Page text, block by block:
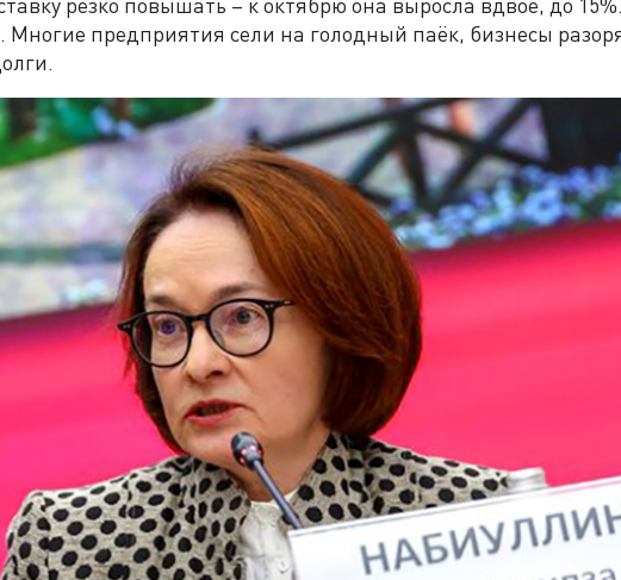
резко повышать – к октябрю она выросла вдвое, до
Многие предприятия сели на голодный паёк, бизнесы